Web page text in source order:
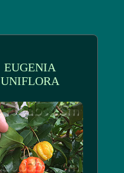
EUGENIA
UNIFLORA